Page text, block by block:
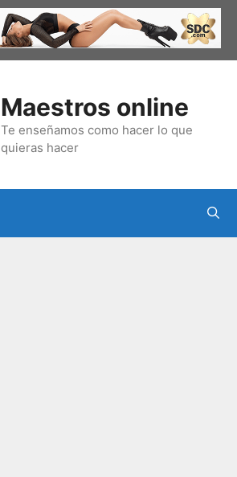
Maestros online
Te enseñamos como hacer lo que
quieras hacer